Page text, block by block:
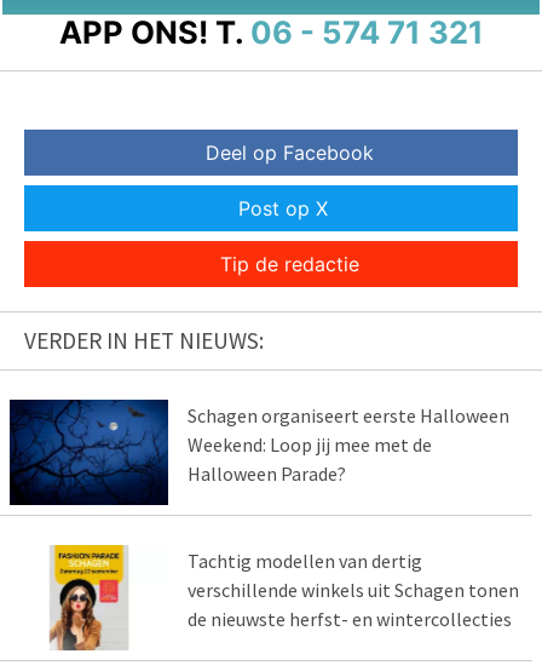
APP ONS! T. 06 - 574 71 321
Deel op Facebook
Post op X
Tip de redactie
VERDER IN HET NIEUWS:
Schagen organiseert eerste Halloween
Weekend: Loop jij mee met de
Halloween Parade?
Tachtig modellen van dertig
verschillende winkels uit Schagen tonen
de nieuwste herfst- en wintercollecties